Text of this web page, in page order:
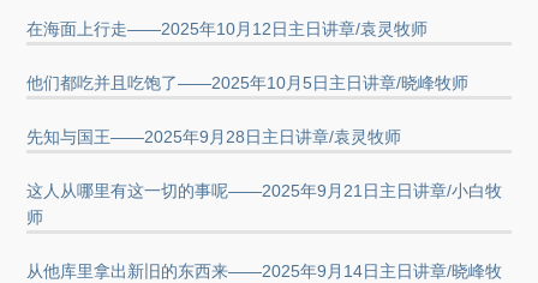
在海面上行走——2025年10月12日主日讲章/袁灵牧师
他们都吃并且吃饱了——2025年10月5日主日讲章/晓峰牧师
先知与国王——2025年9月28日主日讲章/袁灵牧师
这人从哪里有这一切的事呢——2025年9月21日主日讲章/小白牧
师
从他库里拿出新旧的东西来——2025年9月14日主日讲章/晓峰牧